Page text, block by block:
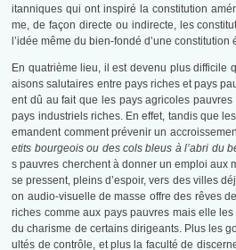
itanniques qui ont inspiré la constitution
me, de façon directe ou indirecte, les
l’idée même du bien-fondé d’une constitution
En quatrième lieu, il est devenu plus difficile
aisons salutaires entre pays riches et pays
ent dû au fait que les pays agricoles
pays industriels riches. En effet, tandis que
emandent comment prévenir un
etits bourgeois ou des cols bleus à l’abri du
s pauvres cherchent à donner un emploi aux
se pressent, pleins d’espoir, vers des villes
on audio-visuelle de masse offre des rêves
riches comme aux pays pauvres mais elle
du charisme de certains dirigeants. Plus les
ultés de contrôle, et plus la faculté de